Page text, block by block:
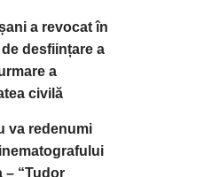
a revocat în
desființare a
a
civilă
va redenumi
– “Tudor